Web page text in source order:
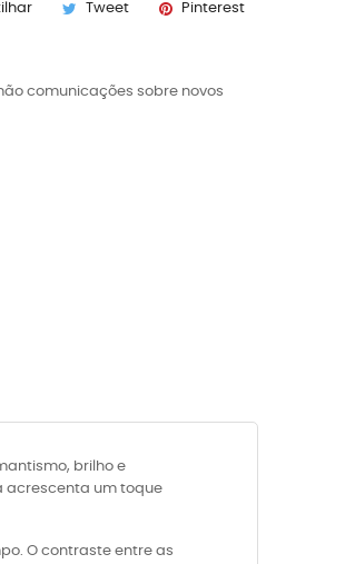
Tweet Pinterest
comunicações sobre novos
brilho e
acrescenta um toque
O contraste entre as